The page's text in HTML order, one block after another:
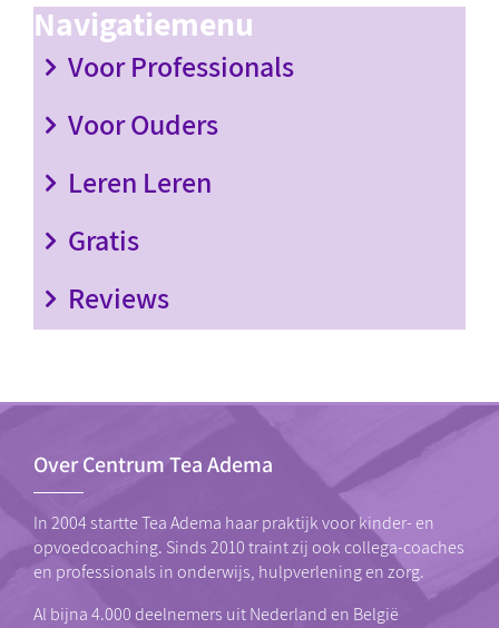
Navigatiemenu
Voor Professionals
Voor Ouders
Leren Leren
Gratis
Reviews
Over Centrum Tea Adema
In 2004 startte Tea Adema haar praktijk voor kinder- en
opvoedcoaching. Sinds 2010 traint zij ook collega-coaches
en professionals in onderwijs, hulpverlening en zorg.
Al bijna 4.000 deelnemers uit Nederland en België